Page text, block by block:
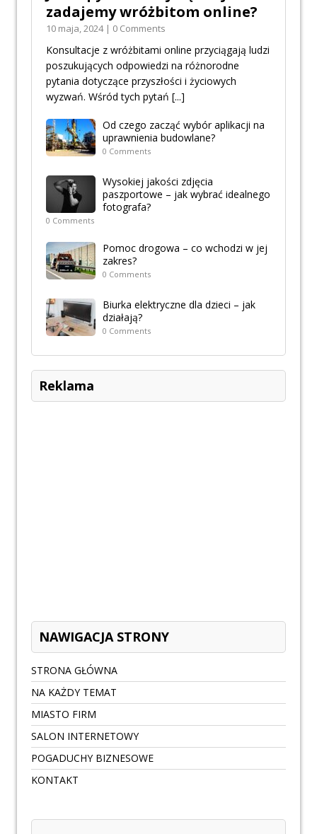
zadajemy wróżbitom online?
10 maja, 2024 | 0 Comments
Konsultacje z wróżbitami online przyciągają ludzi
poszukujących odpowiedzi na różnorodne
pytania dotyczące przyszłości i życiowych
wyzwań. Wśród tych pytań [...]
Od czego zacząć wybór aplikacji na
uprawnienia budowlane?
0 Comments
Wysokiej jakości zdjęcia
paszportowe – jak wybrać idealnego
fotografa?
0 Comments
Pomoc drogowa – co wchodzi w jej
zakres?
0 Comments
Biurka elektryczne dla dzieci – jak
działają?
0 Comments
Reklama
NAWIGACJA STRONY
STRONA GŁÓWNA
NA KAŻDY TEMAT
MIASTO FIRM
SALON INTERNETOWY
POGADUCHY BIZNESOWE
KONTAKT